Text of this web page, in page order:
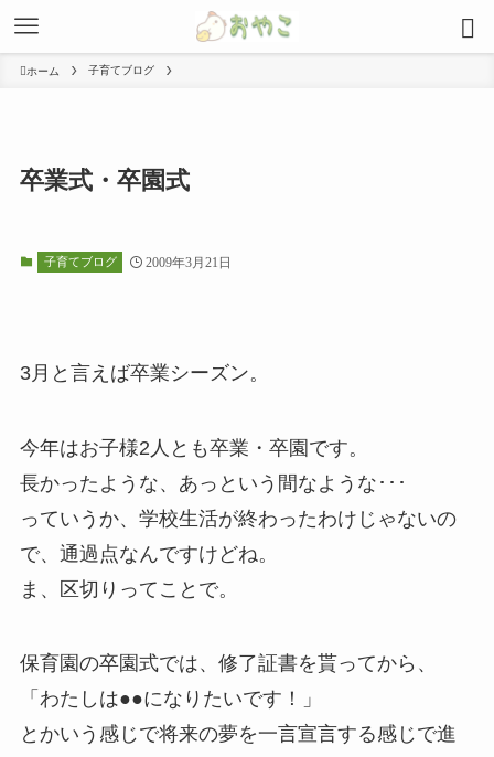
ホーム 子育てブログ
卒業式・卒園式
子育てブログ 2009年3月21日
3月と言えば卒業シーズン。
今年はお子様2人とも卒業・卒園です。
長かったような、あっという間なような･･･
っていうか、学校生活が終わったわけじゃないの
で、通過点なんですけどね。
ま、区切りってことで。
保育園の卒園式では、修了証書を貰ってから、
「わたしは●●になりたいです！」
とかいう感じで将来の夢を一言宣言する感じで進